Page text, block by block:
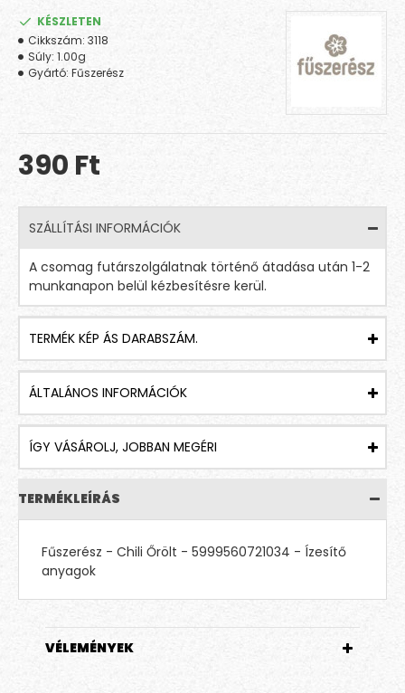
390 Ft
KÉSZLETEN
Cikkszám: 3118
Súly: 1.00g
Gyártó: Fűszerész
SZÁLLÍTÁSI INFORMÁCIÓK
A csomag futárszolgálatnak történő átadása után 1-2
munkanapon belül kézbesítésre kerül.
TERMÉK KÉP ÁS DARABSZÁM.
ÁLTALÁNOS INFORMÁCIÓK
ÍGY VÁSÁROLJ, JOBBAN MEGÉRI
TERMÉKLEÍRÁS
Fűszerész - Chili Őrölt - 5999560721034 - Ízesítő
anyagok
VÉLEMÉNYEK